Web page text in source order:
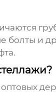
болты и
оптовых